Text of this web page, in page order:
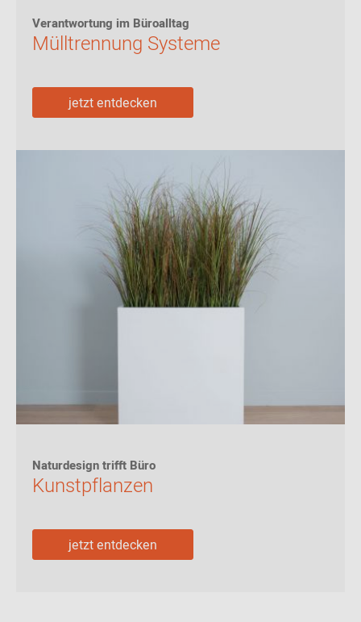
Verantwortung im Büroalltag
Mülltrennung Systeme
jetzt entdecken
Naturdesign trifft Büro
Kunstpflanzen
jetzt entdecken